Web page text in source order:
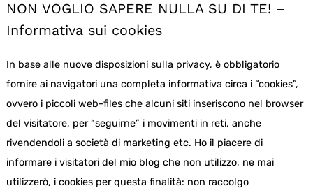
NON VOGLIO SAPERE NULLA SU DI TE! –
Informativa sui cookies
In base alle nuove disposizioni sulla privacy, è obbligatorio
fornire ai navigatori una completa informativa circa i “cookies”,
ovvero i piccoli web-files che alcuni siti inseriscono nel browser
del visitatore, per “seguirne” i movimenti in reti, anche
rivendendoli a società di marketing etc. Ho il piacere di
informare i visitatori del mio blog che non utilizzo, ne mai
utilizzerò, i cookies per questa finalità: non raccolgo